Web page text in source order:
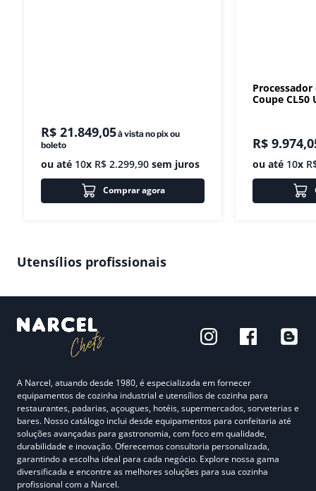
R$ 21.849,05à vista no pix ou
boleto
ou até 10x R$ 2.299,90 sem juros
Comprar agora
Coupe CL50
R$ 9.974,
ou até 10x
Utensílios profissionais
A Narcel, atuando desde 1980, é especializada em fornecer
equipamentos de cozinha industrial e utensílios de cozinha para
restaurantes, padarias, açougues, hotéis, supermercados, sorveterias e
bares. Nosso catálogo inclui desde equipamentos para confeitaria até
soluções avançadas para gastronomia, com foco em qualidade,
durabilidade e inovação. Oferecemos consultoria personalizada,
garantindo a escolha ideal para cada negócio. Explore nossa gama
diversificada e encontre as melhores soluções para sua cozinha
profissional com a Narcel.